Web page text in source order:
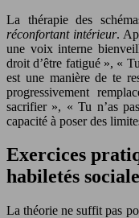
La thérapie des
réconfortant intérieur.
une voix interne
droit d’être fatigué », «
est une manière de te
progressivement
sacrifier », « Tu n’as
capacité à poser des
Exercices
habiletés
La théorie ne suffit pas